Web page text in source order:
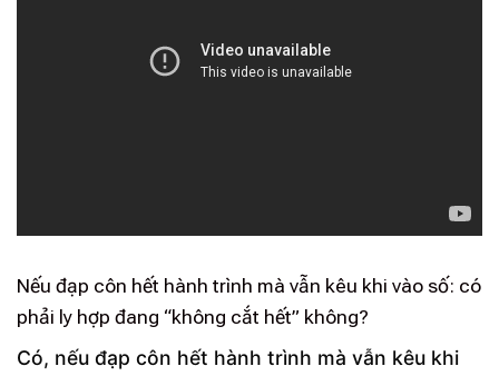
Nếu đạp côn hết hành trình mà vẫn kêu khi vào số: có
phải ly hợp đang “không cắt hết” không?
Có, nếu đạp côn hết hành trình mà vẫn kêu khi